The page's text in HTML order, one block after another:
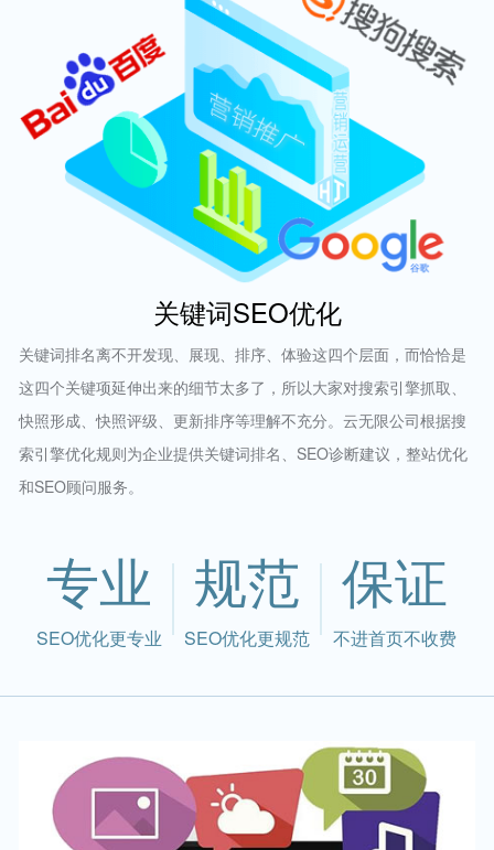
关键词SEO优化
关键词排名离不开发现、展现、排序、体验这四个层面，而恰恰是
这四个关键项延伸出来的细节太多了，所以大家对搜索引擎抓取、
快照形成、快照评级、更新排序等理解不充分。云无限公司根据搜
索引擎优化规则为企业提供关键词排名、SEO诊断建议，整站优化
和SEO顾问服务。
专业
SEO优化更专业
规范
SEO优化更规范
保证
不进首页不收费